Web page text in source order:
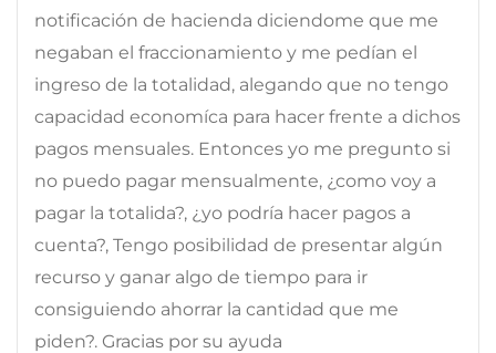
notificación de hacienda diciendome que me
negaban el fraccionamiento y me pedían el
ingreso de la totalidad, alegando que no tengo
capacidad economíca para hacer frente a dichos
pagos mensuales. Entonces yo me pregunto si
no puedo pagar mensualmente, ¿como voy a
pagar la totalida?, ¿yo podría hacer pagos a
cuenta?, Tengo posibilidad de presentar algún
recurso y ganar algo de tiempo para ir
consiguiendo ahorrar la cantidad que me
piden?. Gracias por su ayuda